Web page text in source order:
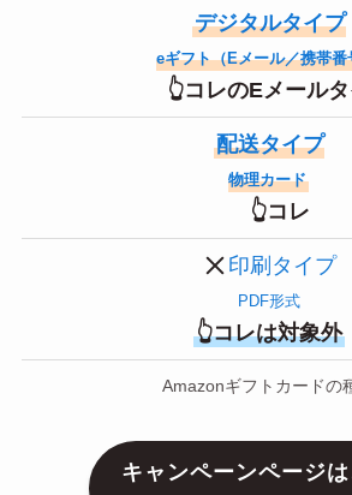
デジタルタイプ
eギフト（Eメール／携帯番
👆コレのEメール
配送タイプ
物理カード
👆コレ
印刷タイプ
PDF形式
👆コレは対象外
Amazonギフトカードの
キャンペーンページ